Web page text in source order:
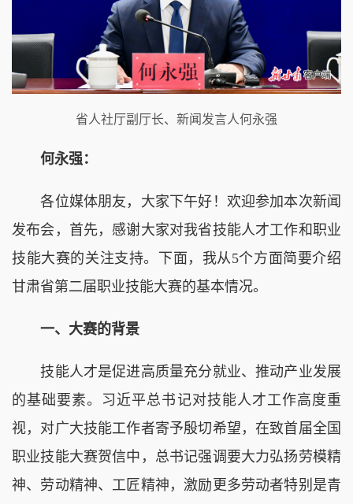
省人社厅副厅长、新闻发言人何永强
何永强：
各位媒体朋友，大家下午好！欢迎参加本次新闻
发布会，首先，感谢大家对我省技能人才工作和职业
技能大赛的关注支持。下面，我从5个方面简要介绍
甘肃省第二届职业技能大赛的基本情况。
一、大赛的背景
技能人才是促进高质量充分就业、推动产业发展
的基础要素。习近平总书记对技能人才工作高度重
视，对广大技能工作者寄予殷切希望，在致首届全国
职业技能大赛贺信中，总书记强调要大力弘扬劳模精
神、劳动精神、工匠精神，激励更多劳动者特别是青